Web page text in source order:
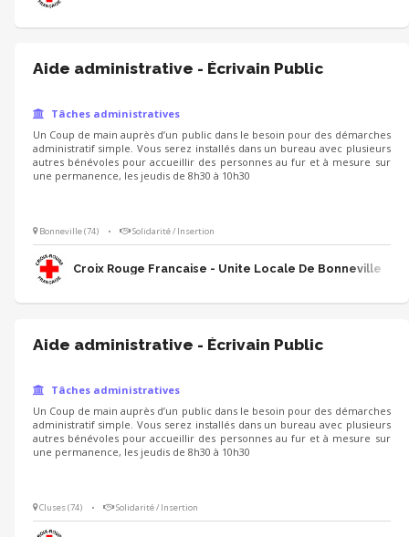
Aide administrative - Écrivain Public
Tâches administratives
Un Coup de main auprès d’un public dans le besoin pour des démarches
administratif simple. Vous serez installés dans un bureau avec plusieurs
autres bénévoles pour accueillir des personnes au fur et à mesure sur
une permanence, les jeudis de 8h30 à 10h30
Bonneville (74) • Solidarité / Insertion
Croix Rouge Francaise - Unite Locale De Bonneville
Aide administrative - Écrivain Public
Tâches administratives
Un Coup de main auprès d’un public dans le besoin pour des démarches
administratif simple. Vous serez installés dans un bureau avec plusieurs
autres bénévoles pour accueillir des personnes au fur et à mesure sur
une permanence, les jeudis de 8h30 à 10h30
Cluses (74) • Solidarité / Insertion